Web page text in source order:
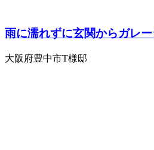
雨に濡れずに玄関からガレ
大阪府豊中市T様邸